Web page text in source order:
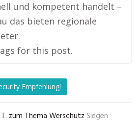
und kompetent handelt –
das bieten regionale
for this post.
Empfehlung!
zum Thema Werschutz Siegen